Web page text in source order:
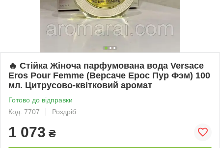
🔥 Стійка Жіноча парфумована вода Versace
Eros Pour Femme (Версаче Ерос Пур Фэм) 100
мл. Цитрусово-квітковий аромат
Готово до відправки
Код: 7707
Роздріб
1 073 ₴